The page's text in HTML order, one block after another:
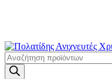
Products
search